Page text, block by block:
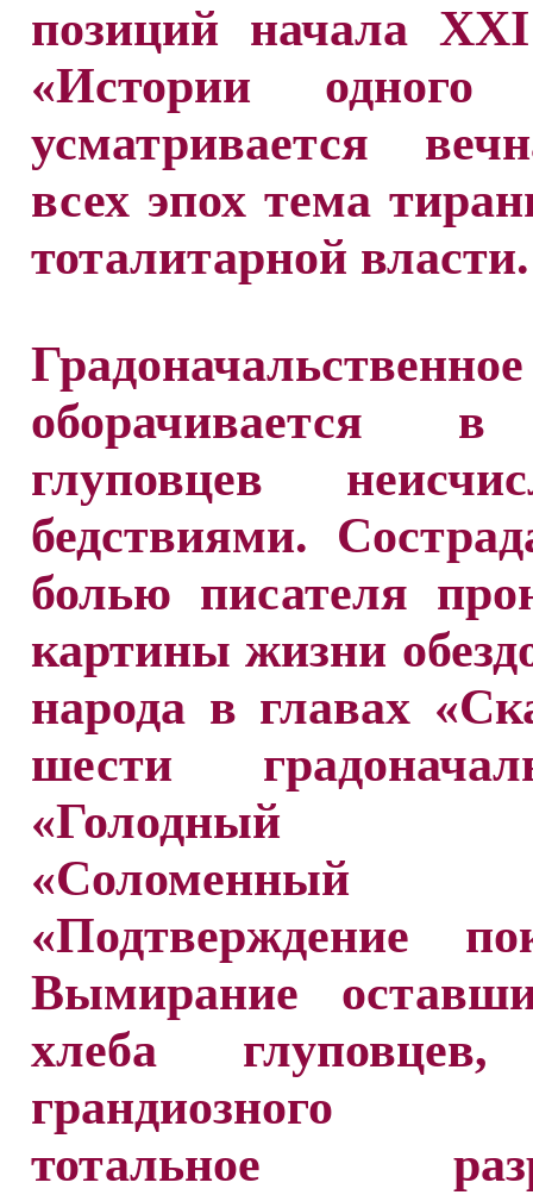
позиций начала
«Истории одного
усматривается
всех эпох тема
тоталитарной власти.
оборачивается в
глуповцев
бедствиями.
болью писателя
картины жизни
народа в главах
шести
«Голодный
«Соломенный
«Подтверждение
Вымирание
хлеба глуповцев,
грандиозного
тотальное